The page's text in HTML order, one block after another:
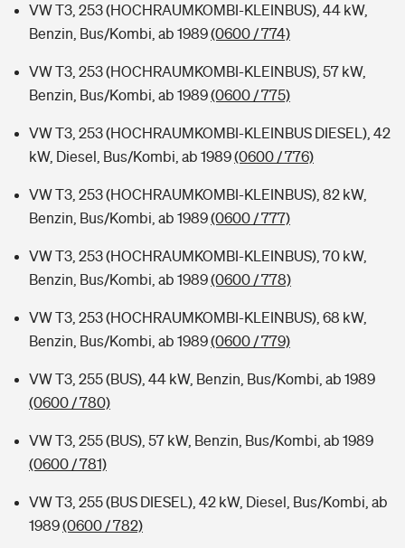
VW T3, 253 (HOCHRAUMKOMBI-KLEINBUS), 44 kW,
Benzin, Bus/Kombi, ab 1989(0600 / 774)
VW T3, 253 (HOCHRAUMKOMBI-KLEINBUS), 57 kW,
Benzin, Bus/Kombi, ab 1989(0600 / 775)
VW T3, 253 (HOCHRAUMKOMBI-KLEINBUS DIESEL), 42
kW, Diesel, Bus/Kombi, ab 1989(0600 / 776)
VW T3, 253 (HOCHRAUMKOMBI-KLEINBUS), 82 kW,
Benzin, Bus/Kombi, ab 1989(0600 / 777)
VW T3, 253 (HOCHRAUMKOMBI-KLEINBUS), 70 kW,
Benzin, Bus/Kombi, ab 1989(0600 / 778)
VW T3, 253 (HOCHRAUMKOMBI-KLEINBUS), 68 kW,
Benzin, Bus/Kombi, ab 1989(0600 / 779)
VW T3, 255 (BUS), 44 kW, Benzin, Bus/Kombi, ab 1989
(0600 / 780)
VW T3, 255 (BUS), 57 kW, Benzin, Bus/Kombi, ab 1989
(0600 / 781)
VW T3, 255 (BUS DIESEL), 42 kW, Diesel, Bus/Kombi, ab
1989(0600 / 782)